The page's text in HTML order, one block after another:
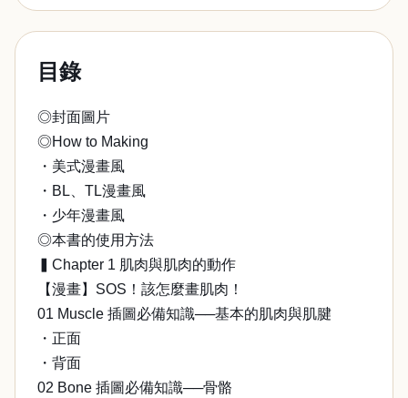
目錄
◎封面圖片
◎How to Making
・美式漫畫風
・BL、TL漫畫風
・少年漫畫風
◎本書的使用方法
▍Chapter 1 肌肉與肌肉的動作
【漫畫】SOS！該怎麼畫肌肉！
01 Muscle 插圖必備知識──基本的肌肉與肌腱
・正面
・背面
02 Bone 插圖必備知識──骨骼